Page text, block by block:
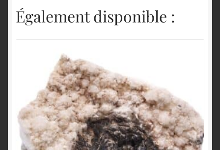
Également disponible :